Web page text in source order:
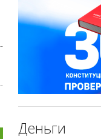
Деньги